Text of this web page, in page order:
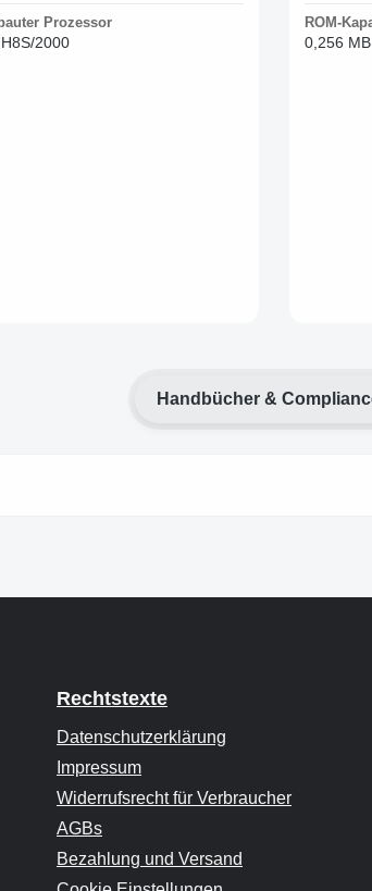
Prozessor
2000
ROM-
0,256 MB
Handbücher &
Rechtstexte
Datenschutzerklärung
Impressum
Widerrufsrecht für Verbraucher
AGBs
Bezahlung und Versand